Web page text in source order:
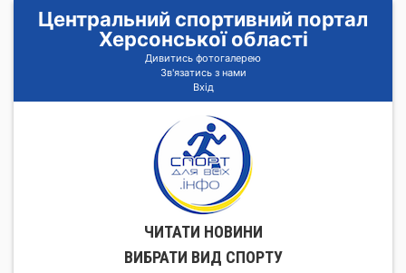
Центральний спортивний портал
Херсонської області
Дивитись фотогалерею
Зв'язатись з нами
Вхід
ЧИТАТИ НОВИНИ
ВИБРАТИ ВИД СПОРТУ